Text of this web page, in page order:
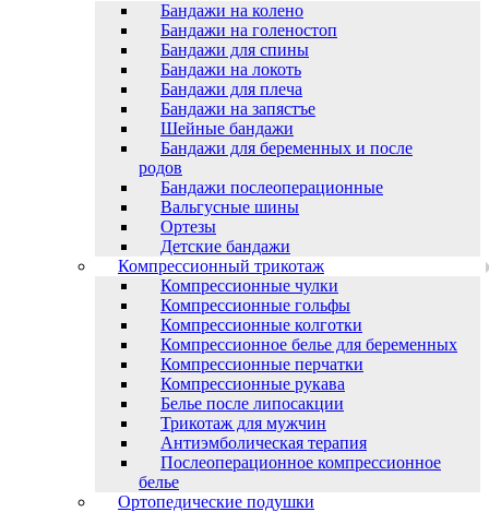
Бандажи на колено
Бандажи на голеностоп
Бандажи для спины
Бандажи на локоть
Бандажи для плеча
Бандажи на запястъе
Шейные бандажи
Бандажи для беременных и после
родов
Бандажи послеоперационные
Вальгусные шины
Ортезы
Детские бандажи
Компрессионный трикотаж
Компрессионные чулки
Компрессионные гольфы
Компрессионные колготки
Компрессионное белье для беременных
Компрессионные перчатки
Компрессионные рукава
Белье после липосакции
Трикотаж для мужчин
Антиэмболическая терапия
Послеоперационное компрессионное
белье
Ортопедические подушки